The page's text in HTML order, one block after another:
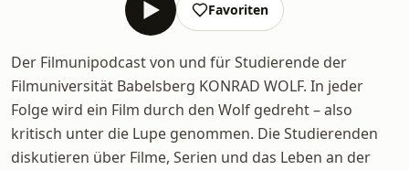
Favoriten
Der Filmunipodcast von und für Studierende der
Filmuniversität Babelsberg KONRAD WOLF. In jeder
Folge wird ein Film durch den Wolf gedreht – also
kritisch unter die Lupe genommen. Die Studierenden
diskutieren über Filme, Serien und das Leben an der